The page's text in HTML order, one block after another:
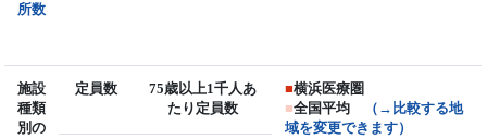
所数
施設
種類
別の
定員数
75歳以上1千人あ
たり定員数
■横浜医療圏
■全国平均
（→比較する地
域を変更できます）